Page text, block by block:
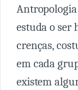
Antropologia
estuda o ser
crenças,
em cada
existem